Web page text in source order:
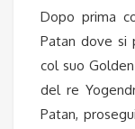
Dopo prima
Patan dove si
col suo
del re
Patan,